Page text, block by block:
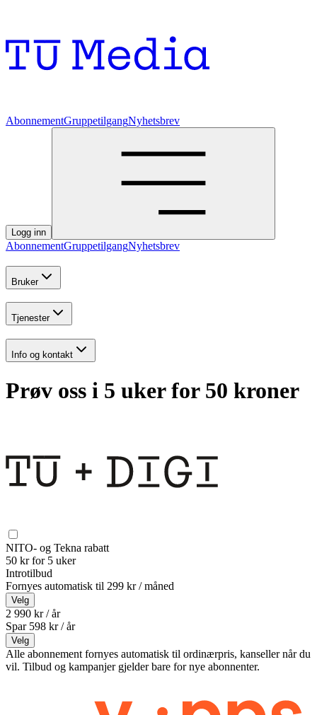
AbonnementGruppetilgangNyhetsbrev
Logg inn
AbonnementGruppetilgangNyhetsbrev
Bruker
Tjenester
Info og kontakt
Prøv oss i 5 uker for 50 kroner
NITO- og Tekna rabatt
50 kr for 5 uker
Introtilbud
Fornyes automatisk til 299 kr / måned
Velg
2 990 kr / år
Spar 598 kr /år
Velg
Alle abonnement fornyes automatisk til ordinærpris, kanseller når du
vil. Tilbud og kampanjer gjelder bare for nye abonnenter.